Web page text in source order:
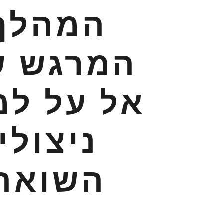
המרגש
אל על